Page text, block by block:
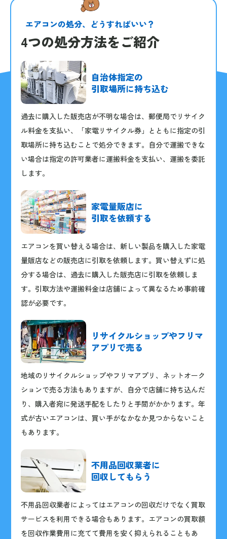
エアコンの処分、どうすればいい？
4つの処分方法をご紹介
自治体指定の
引取場所に持ち込む
過去に購入した販売店が不明な場合は、郵便局でリサイク
ル料金を支払い、「家電リサイクル券」とともに指定の引
取場所に持ち込むことで処分できます。自分で運搬できな
い場合は指定の許可業者に運搬料金を支払い、運搬を委託
します。
家電量販店に
引取を依頼する
エアコンを買い替える場合は、新しい製品を購入した家電
量販店などの販売店に引取を依頼します。買い替えずに処
分する場合は、過去に購入した販売店に引取を依頼しま
す。引取方法や運搬料金は店舗によって異なるため事前確
認が必要です。
リサイクルショップやフリマ
アプリで売る
地域のリサイクルショップやフリマアプリ、ネットオーク
ションで売る方法もありますが、自分で店舗に持ち込んだ
り、購入者宛に発送手配をしたりと手間がかかります。年
式が古いエアコンは、買い手がなかなか見つからないこと
もあります。
不用品回収業者に
回収してもらう
不用品回収業者によってはエアコンの回収だけでなく買取
サービスを利用できる場合もあります。エアコンの買取額
を回収作業費用に充てて費用を安く抑えられることもあ